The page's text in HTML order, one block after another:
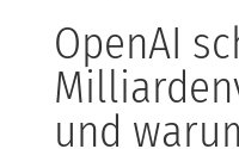
OpenAI
und